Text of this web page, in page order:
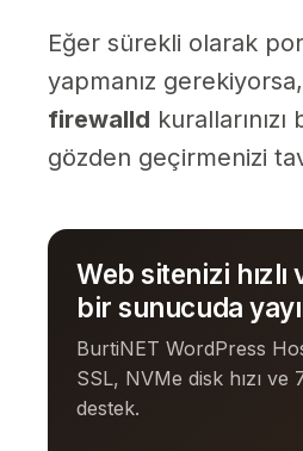
Eğer sürekli olarak
yapmanız gerekiyorsa,
firewalld
gözden geçirmenizi
Web sitenizi hızlı
bir sunucuda
BurtiNET WordPress
SSL, NVMe disk hızı ve
destek.